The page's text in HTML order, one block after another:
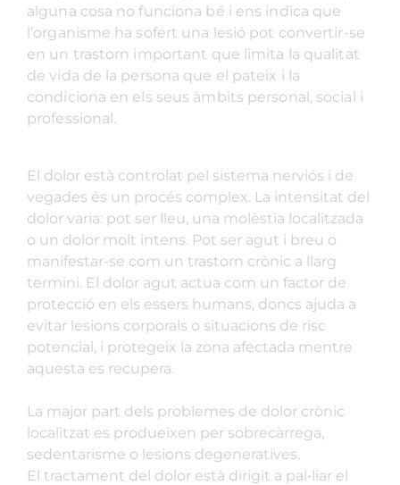
alguna cosa no funciona bé i ens indica que
l’organisme ha sofert una lesió pot convertir-se
en un trastorn important que limita la qualitat
de vida de la persona que el pateix i la
condiciona en els seus àmbits personal, social i
professional.
El dolor està controlat pel sistema nerviós i de
vegades és un procés complex. La intensitat del
dolor varia: pot ser lleu, una molèstia localitzada
o un dolor molt intens. Pot ser agut i breu o
manifestar-se com un trastorn crònic a llarg
termini. El dolor agut actua com un factor de
protecció en els essers humans, doncs ajuda a
evitar lesions corporals o situacions de risc
potencial, i protegeix la zona afectada mentre
aquesta es recupera.
La major part dels problemes de dolor crònic
localitzat es produeixen per sobrecàrrega,
sedentarisme o lesions degeneratives.
El tractament del dolor està dirigit a pal•liar el